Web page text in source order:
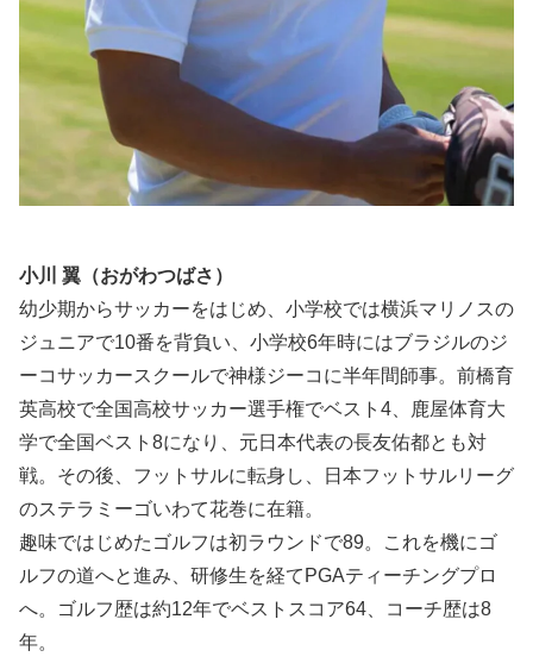
小川 翼（おがわつばさ）
幼少期からサッカーをはじめ、小学校では横浜マリノスの
ジュニアで10番を背負い、小学校6年時にはブラジルのジ
ーコサッカースクールで神様ジーコに半年間師事。前橋育
英高校で全国高校サッカー選手権でベスト4、鹿屋体育大
学で全国ベスト8になり、元日本代表の長友佑都とも対
戦。その後、フットサルに転身し、日本フットサルリーグ
のステラミーゴいわて花巻に在籍。
趣味ではじめたゴルフは初ラウンドで89。これを機にゴ
ルフの道へと進み、研修生を経てPGAティーチングプロ
へ。ゴルフ歴は約12年でベストスコア64、コーチ歴は8
年。